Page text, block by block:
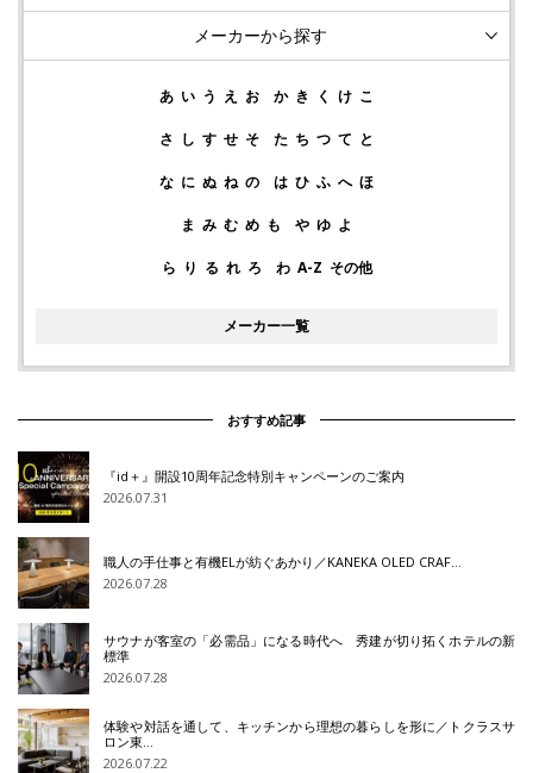
メーカーから探す
あ い う え お か き く け こ
さ し す せ そ た ち つ て と
な に ぬ ね の は ひ ふ へ ほ
ま み む め も や ゆ よ
ら り る れ ろ わ A-Z その他
メーカー一覧
おすすめ記事
『id＋』開設10周年記念特別キャンペーンのご案内
2026.07.31
職人の手仕事と有機ELが紡ぐあかり／KANEKA OLED CRAF…
2026.07.28
サウナが客室の「必需品」になる時代へ 秀建が切り拓くホテルの新
標準
2026.07.28
体験や対話を通して、キッチンから理想の暮らしを形に／トクラスサ
ロン東…
2026.07.22